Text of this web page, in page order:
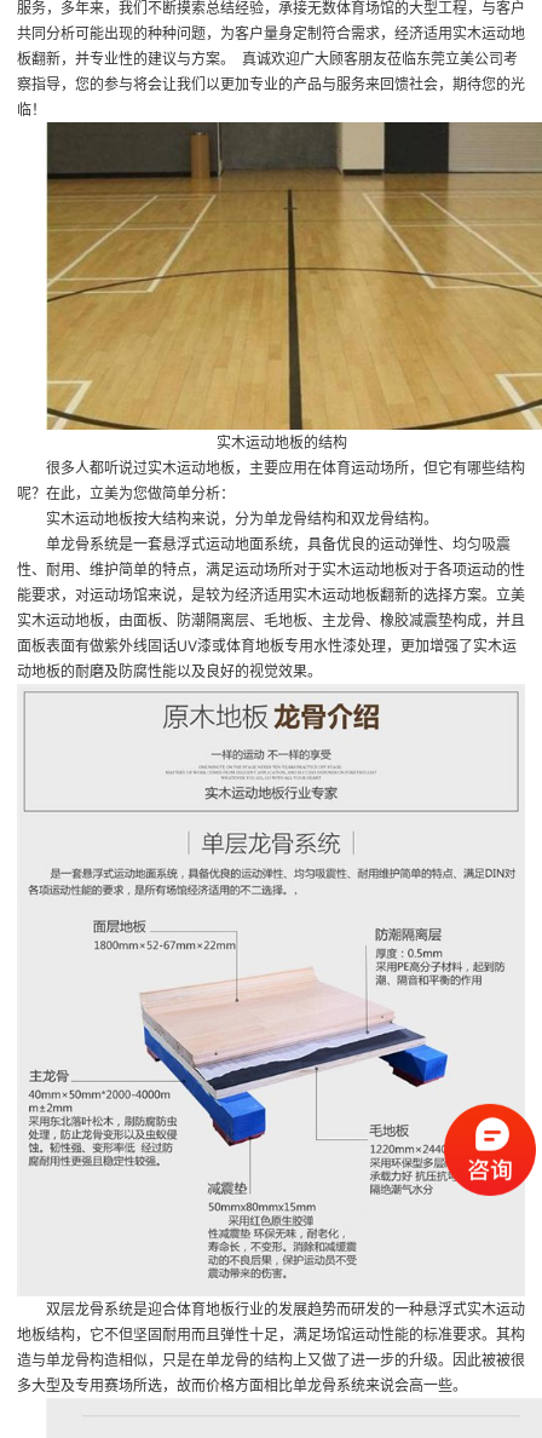
服务，多年来，我们不断摸索总结经验，承接无数体育场馆的大型工程，与客户
共同分析可能出现的种种问题，为客户量身定制符合需求，经济适用实木运动地
板翻新，并专业性的建议与方案。 真诚欢迎广大顾客朋友莅临东莞立美公司考
察指导，您的参与将会让我们以更加专业的产品与服务来回馈社会，期待您的光
临！
实木运动地板的结构
很多人都听说过实木运动地板，主要应用在体育运动场所，但它有哪些结构
呢？在此，立美为您做简单分析：
实木运动地板按大结构来说，分为单龙骨结构和双龙骨结构。
单龙骨系统是一套悬浮式运动地面系统，具备优良的运动弹性、均匀吸震
性、耐用、维护简单的特点，满足运动场所对于实木运动地板对于各项运动的性
能要求，对运动场馆来说，是较为经济适用实木运动地板翻新的选择方案。立美
实木运动地板，由面板、防潮隔离层、毛地板、主龙骨、橡胶减震垫构成，并且
面板表面有做紫外线固话UV漆或体育地板专用水性漆处理，更加增强了实木运
动地板的耐磨及防腐性能以及良好的视觉效果。
双层龙骨系统是迎合体育地板行业的发展趋势而研发的一种悬浮式实木运动
地板结构，它不但坚固耐用而且弹性十足，满足场馆运动性能的标准要求。其构
造与单龙骨构造相似，只是在单龙骨的结构上又做了进一步的升级。因此被被很
多大型及专用赛场所选，故而价格方面相比单龙骨系统来说会高一些。